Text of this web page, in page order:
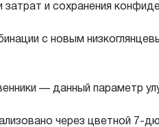
и сохранения
с новым
— данный параметр
через цветной 7-